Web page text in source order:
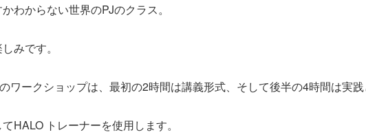
わからない世界のPJのクラス。
みです。
ワークショップは、最初の2時間は講義形式、そして後半の4時間は実践
HALO トレーナーを使用します。